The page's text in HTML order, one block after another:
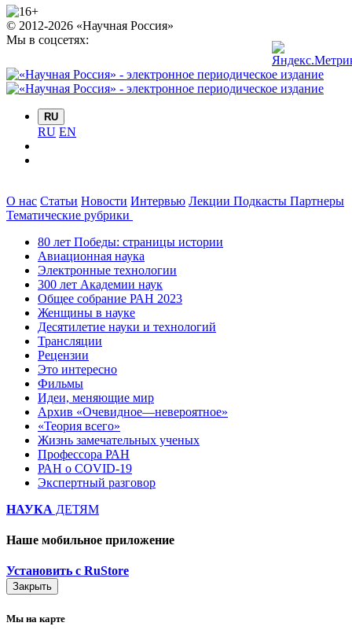
© 2012-2026 «Научная Россия»
Мы в соцсетях:
RU
RU EN
О нас Статьи Новости Интервью Лекции Подкасты Партнеры
Тематические рубрики
80 лет Победы: страницы истории
Авиационная наука
Электронные технологии
300 лет Академии наук
Общее собрание РАН 2023
Женщины в науке
Десятилетие науки и технологий
Трансляции
Рецензии
Это интересно
Фильмы
Идеи, меняющие мир
Архив «Очевидное—невероятное»
«Теория всего»
Жизнь замечательных ученых
Профессора РАН
РАН о COVID-19
Экспертный разговор
НАУКА ДЕТЯМ
Наше мобильное приложение
Установить с RuStore
Закрыть
Мы на карте